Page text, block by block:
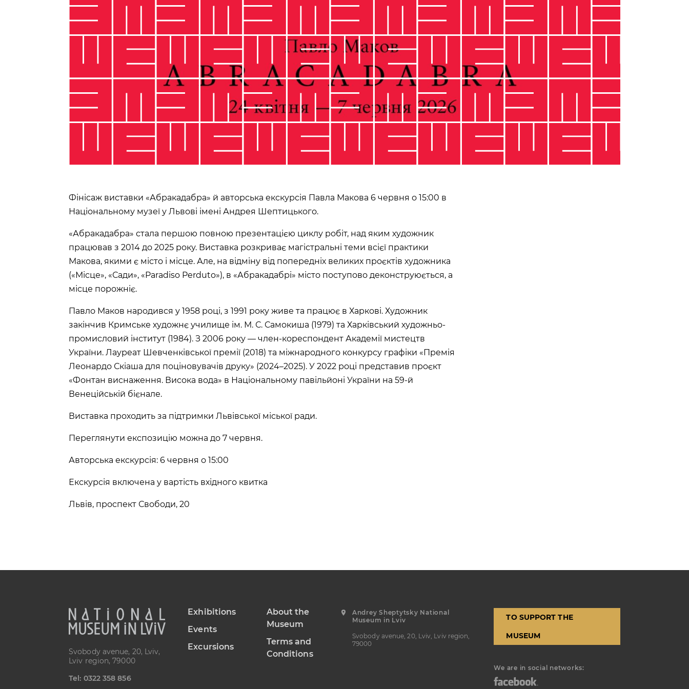
Фінісаж виставки «Абракадабра» й авторська екскурсія Павла Макова 6 червня о 15:00 в
Національному музеї у Львові імені Андрея Шептицького.
«Абракадабра» стала першою повною презентацією циклу робіт, над яким художник
працював з 2014 до 2025 року. Виставка розкриває магістральні теми всієї практики
Макова, якими є місто і місце. Але, на відміну від попередніх великих проєктів художника
(«Місце», «Сади», «Paradiso Perduto»), в «Абракадабрі» місто поступово деконструюється, а
місце порожніє.
Павло Маков народився у 1958 році, з 1991 року живе та працює в Харкові. Художник
закінчив Кримське художнє училище ім. М. С. Самокиша (1979) та Харківський художньо-
промисловий інститут (1984). З 2006 року — член-кореспондент Академії мистецтв
України. Лауреат Шевченківської премії (2018) та міжнародного конкурсу графіки «Премія
Леонардо Скіаша для поціновувачів друку» (2024–2025). У 2022 році представив проєкт
«Фонтан виснаження. Висока вода» в Національному павільйоні України на 59-й
Венеційській бієнале.
Виставка проходить за підтримки Львівської міської ради.
Переглянути експозицію можна до 7 червня.
Авторська екскурсія: 6 червня о 15:00
Екскурсія включена у вартість вхідного квитка
Львів, проспект Свободи, 20
Svobody avenue, 20, Lviv,
Lviv region, 79000
Теl: 0322 358 856
Exhibitions
Events
Excursions
About the
Museum
Terms and
Conditions
Andrey Sheptytsky National
Museum in Lviv
Svobody avenue, 20, Lviv, Lviv region,
79000
TO SUPPORT THE
MUSEUM
We are in social networks: